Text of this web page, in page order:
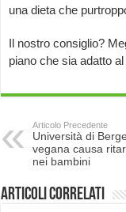
una dieta che
Il nostro consiglio?
piano che sia adatto
Articolo Precedente
Università di
vegana causa
nei bambini
Articoli correlati